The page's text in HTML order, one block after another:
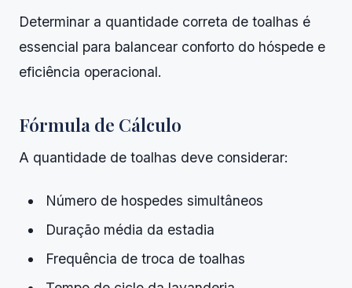
Determinar a quantidade correta de toalhas é
essencial para balancear conforto do hóspede e
eficiência operacional.
Fórmula de Cálculo
A quantidade de toalhas deve considerar:
Número de hospedes simultâneos
Duração média da estadia
Frequência de troca de toalhas